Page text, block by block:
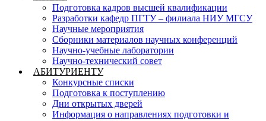
Подготовка кадров высшей квалификации
Разработки кафедр ПГТУ – филиала НИУ МГСУ
Научные мероприятия
Сборники материалов научных конференций
Научно-учебные лаборатории
Научно-технический совет
АБИТУРИЕНТУ
Конкурсные списки
Подготовка к поступлению
Дни открытых дверей
Информация о направлениях подготовки и